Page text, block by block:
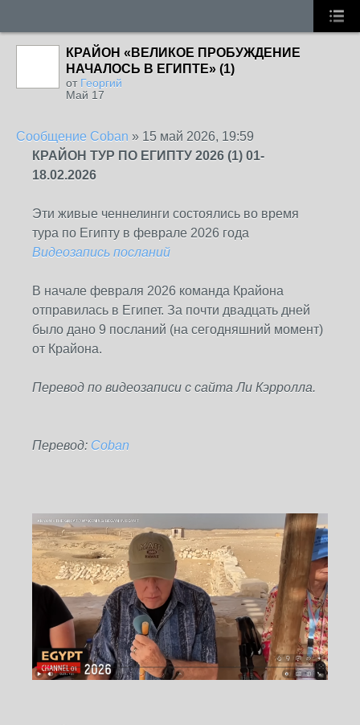
КРАЙОН «ВЕЛИКОЕ ПРОБУЖДЕНИЕ
НАЧАЛОСЬ В ЕГИПТЕ» (1)
от Георгий
Май 17
Сообщение Coban » 15 май 2026, 19:59
КРАЙОН ТУР ПО ЕГИПТУ 2026 (1) 01-
18.02.2026
Эти живые ченнелинги состоялись во время
тура по Египту в феврале 2026 года
Видеозапись посланий
В начале февраля 2026 команда Крайона
отправилась в Египет. За почти двадцать дней
было дано 9 посланий (на сегодняшний момент)
от Крайона.
Перевод по видеозаписи с сайта Ли Кэрролла.
Перевод: Coban